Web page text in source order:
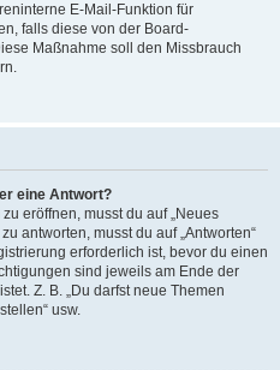
E-Mail-Funktion für
falls diese von der Board-
Maßnahme soll den Missbrauch
eine Antwort?
eröffnen, musst du auf „Neues
antworten, musst du auf „Antworten“
erforderlich ist, bevor du einen
sind jeweils am Ende der
Z. B. „Du darfst neue Themen
usw.